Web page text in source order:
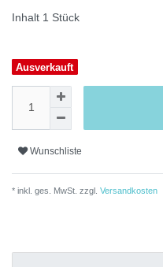
Inhalt 1 Stück
Ausverkauft
Wunschliste
* inkl. ges. MwSt. zzgl. Versandkosten